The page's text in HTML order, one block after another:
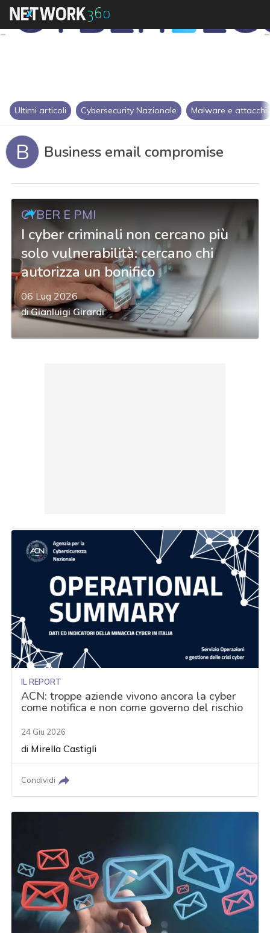
Ultimi articoli Cybersecurity Nazionale Malware e attacchi
B Business email compromise
CYBER E PMI
I cyber criminali non cercano più
solo vulnerabilità: cercano chi
autorizza un bonifico
06 Lug 2026
diGianluigi Girardi
IL REPORT
ACN: troppe aziende vivono ancora la cyber
come notifica e non come governo del rischio
24 Giu 2026
di Mirella Castigli
Condividi